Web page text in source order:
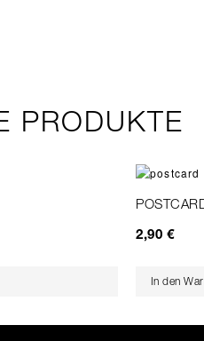
PRODUKTE
2,90 €
In den